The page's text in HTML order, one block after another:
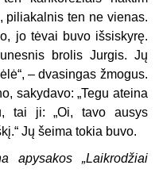
piliakalnis ten ne vienas.
jo tėvai buvo išsiskyrę.
brolis Jurgis. Jų
– dvasingas žmogus.
sakydavo: „Tegu ateina
tai ji: „Oi, tavo ausys
Jų šeima tokia buvo.
apysakos „Laikrodžiai